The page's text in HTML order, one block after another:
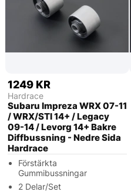
1249 KR
Hardrace
Subaru Impreza WRX 07-11
/ WRX/STI 14+ / Legacy
09-14 / Levorg 14+ Bakre
Diffbussning - Nedre Sida
Hardrace
Förstärkta
Gummibussningar
2 Delar/Set